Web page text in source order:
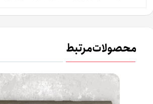
محصولات مرتبط